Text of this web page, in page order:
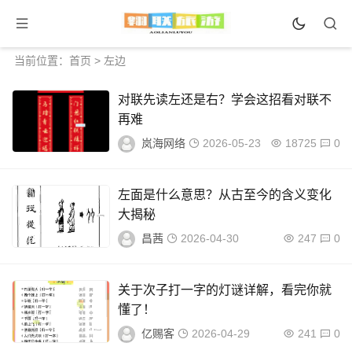
当前位置： 首页 > 左边
对联先读左还是右？学会这招看对联不
再难
岚海网络 2026-05-23 18725 0
左面是什么意思？从古至今的含义变化
大揭秘
昌茜 2026-04-30 247 0
关于次子打一字的灯谜详解，看完你就
懂了！
亿赐客 2026-04-29 241 0